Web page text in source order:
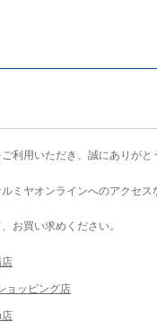
利用いただき、誠にありがと
ミヤオンラインへのアクセス
お買い求めください。
ョッピング店